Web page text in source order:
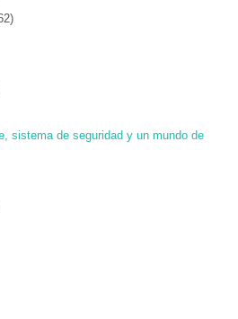
sistema de seguridad y un mundo de